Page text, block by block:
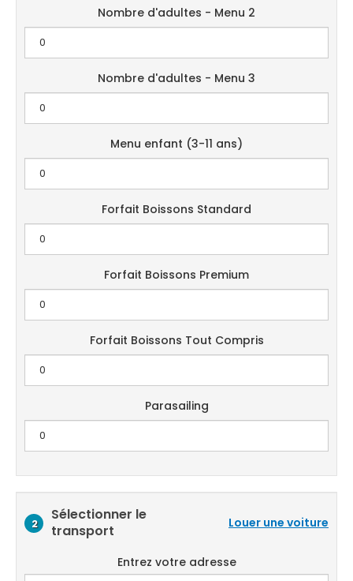
Nombre d'adultes - Menu 2
Nombre d'adultes - Menu 3
Menu enfant (3-11 ans)
Forfait Boissons Standard
Forfait Boissons Premium
Forfait Boissons Tout Compris
Parasailing
2
Sélectionner le
transport
Louer une voiture
Entrez votre adresse